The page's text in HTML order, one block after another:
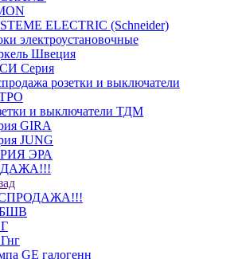
ELECTRIC (Schneider)
электроустановочные
Швеция
Серия
розетки и выключатели
и выключатели ТДМ
GIRA
JUNG
ЭРА
GE галогенн